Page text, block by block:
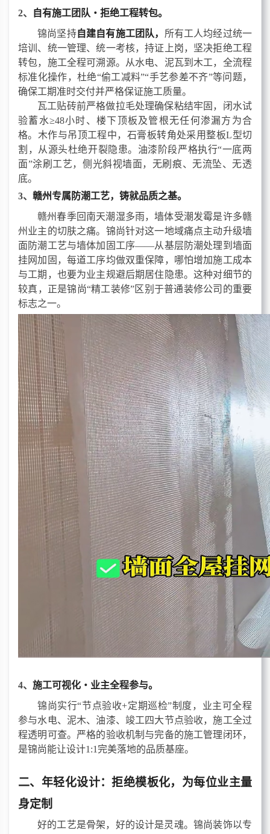
2、
自有施工团队・拒绝工程转包。
锦尚坚持自建自有施工团队， 所有工人均经过统一
培训、统一管理、统一考核，持证上岗，坚决拒绝工程
转包，施工全程可溯源。从水电、泥瓦到木工，全流程
标准化操作，杜绝“偷工减料”“手艺参差不齐”等问题，
确保工期准时交付并严格保证施工质量。
瓦工贴砖前严格做拉毛处理确保粘结牢固，闭水试
验蓄水≥48小时、楼下顶板及管根无任何渗漏方为合
格。木作与吊顶工程中，石膏板转角处采用整板L型切
割，从源头杜绝开裂隐患。油漆阶段严格执行“一底两
面”涂刷工艺，侧光斜视墙面，无刷痕、无流坠、无透
底。
3、 赣州专属防潮工艺， 铸就品质之基。
赣州春季回南天潮湿多雨，墙体受潮发霉是许多赣
州业主的切肤之痛。锦尚针对这一地域痛点主动升级墙
面防潮工艺与墙体加固工序——从基层防潮处理到墙面
挂网加固，每道工序均做双重保障，
哪怕增加施工成本
与工期，也要为业主规避后期居住隐患。这种对细节的
较真， 正是锦尚“精工装修”区别于普通装修公司的重要
标志之一。
4、 施工可视化・业主全程参与。
锦尚实行“节点验收+定期巡检”制度，业主可全程
参与水电、泥木、油漆、竣工四大节点验收，施工全过
程透明可查。严格的验收机制与完备的施工管理闭环，
是锦尚能让设计1:1完美落地的品质基座。
二、年轻化设计：拒绝模板化，为每位业主量
身定制
好的工艺是骨架，好的设计是灵魂。锦尚装饰以专